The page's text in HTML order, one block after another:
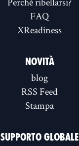
FAQ
XReadiness
NOVITÀ
blog
RSS Feed
Stampa
SUPPORTO GLOBALE